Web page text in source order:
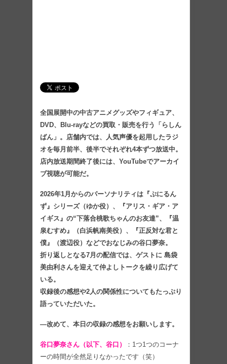
全国展開中の中古アニメグッズやフィギュア、
DVD、Blu-rayなどの買取・販売を行う「らしん
ばん」。店舗内では、人気声優を起用したラジ
オを毎月前半、後半でそれぞれ4本ずつ放送中。
店内放送期間終了後には、YouTubeでアーカイ
ブ視聴が可能だ。
2026年1月からのパーソナリティは『ぷにるん
ず』シリーズ（ゆか役）、『アリス・ギア・ア
イギス』の“下落合桃歌ちゃんのお友達”、『温
泉むすめ』（白浜帆南美役）、『正反対な君と
僕』（渡辺役）などでおなじみの谷口夢奈。
折り返しとなる7月の配信では、ゲストに 島袋
美由利さんを迎えて仲よしトークを繰り広げて
いる。
収録後の感想や2人の関係性についてもたっぷり
語っていただいた。
―改めて、本日の収録の感想をお願いします。
谷口夢奈さん（以下、谷口）
：1つ1つのコーナ
ーの時間が全然足りなかったです（笑）